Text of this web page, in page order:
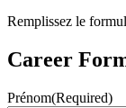
Remplissez le
Career
Prénom(Required)